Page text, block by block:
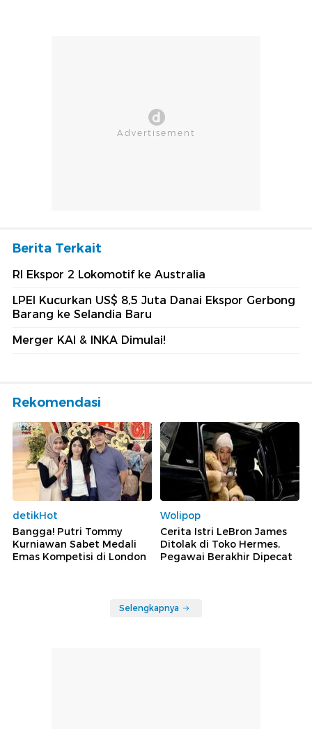
Berita Terkait
RI Ekspor 2 Lokomotif ke Australia
LPEI Kucurkan US$ 8,5 Juta Danai Ekspor Gerbong
Barang ke Selandia Baru
Merger KAI & INKA Dimulai!
Rekomendasi
detikHot
Bangga! Putri Tommy
Kurniawan Sabet Medali
Emas Kompetisi di London
Wolipop
Cerita Istri LeBron James
Ditolak di Toko Hermes,
Pegawai Berakhir Dipecat
Selengkapnya